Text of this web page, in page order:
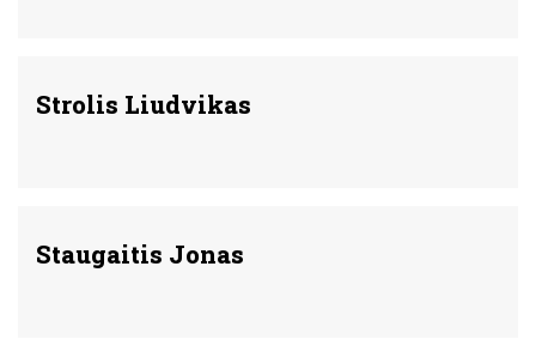
Strolis Liudvikas
Staugaitis Jonas